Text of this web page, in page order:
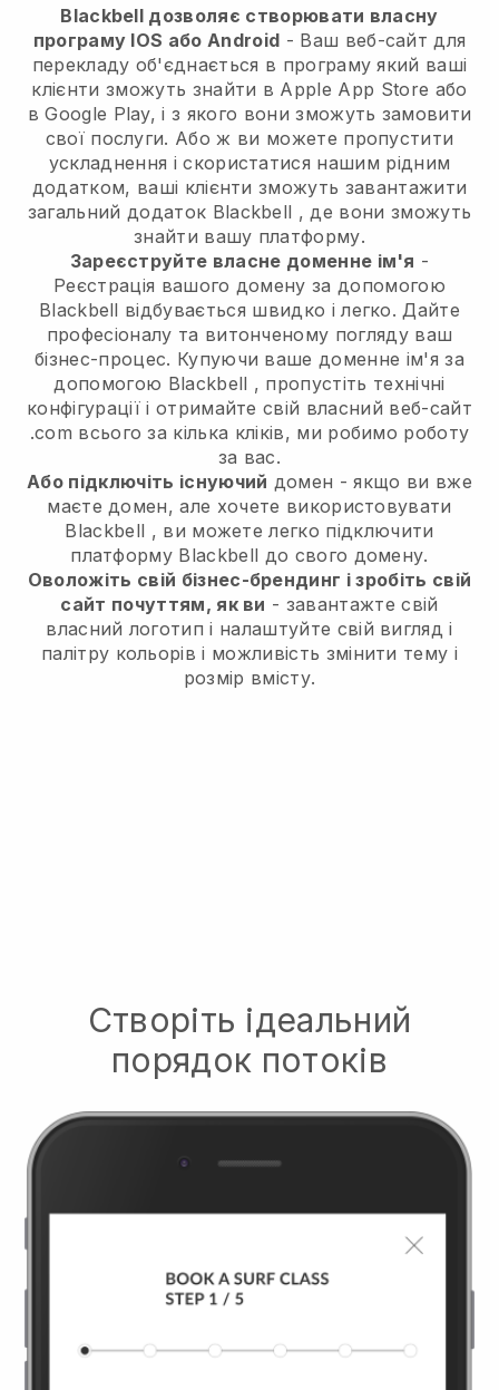
Blackbell дозволяє створювати власну
програму IOS або Android - Ваш веб-сайт для
перекладу об'єднається в програму який ваші
клієнти зможуть знайти в Apple App Store або
в Google Play, і з якого вони зможуть замовити
свої послуги. Або ж ви можете пропустити
ускладнення і скористатися нашим рідним
додатком, ваші клієнти зможуть завантажити
загальний додаток Blackbell , де вони зможуть
знайти вашу платформу.
Зареєструйте власне доменне ім'я -
Реєстрація вашого домену за допомогою
Blackbell відбувається швидко і легко.Дайте
професіоналу та витонченому погляду ваш
бізнес-процес. Купуючи ваше доменне ім'я за
допомогою Blackbell , пропустіть технічні
конфігурації і отримайте свій власний веб-сайт
.com всього за кілька кліків, ми робимо роботу
за вас.
Або підключіть існуючий домен - якщо ви вже
маєте домен, але хочете використовувати
Blackbell , ви можете легко підключити
платформу Blackbell до свого домену.
Оволожіть свій бізнес-брендинг і зробіть свій
сайт почуттям, як ви - завантажте свій
власний логотип і налаштуйте свій вигляд і
палітру кольорів і можливість змінити тему і
розмір вмісту.
Створіть ідеальний
порядок потоків